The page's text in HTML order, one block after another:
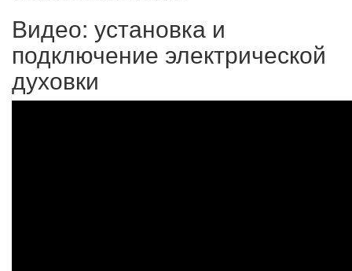
Видео: установка и
подключение электрической
духовки